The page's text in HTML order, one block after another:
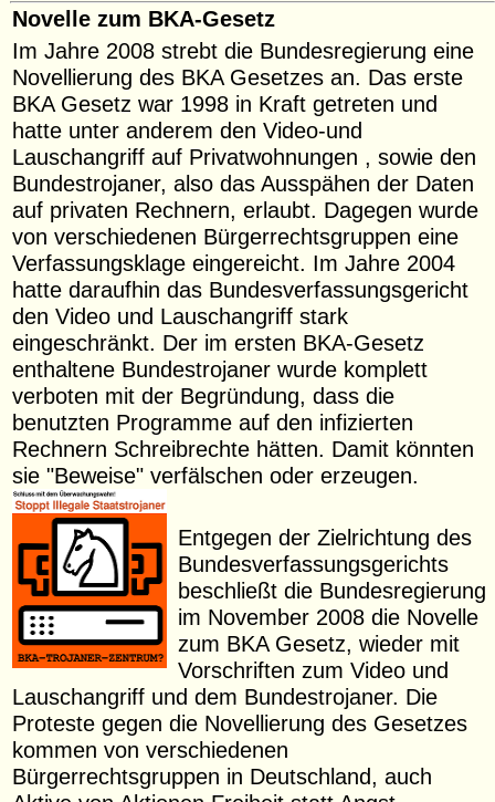
Novelle zum BKA-Gesetz
Im Jahre 2008 strebt die Bundesregierung eine
Novellierung des BKA Gesetzes an. Das erste
BKA Gesetz war 1998 in Kraft getreten und
hatte unter anderem den Video-und
Lauschangriff auf Privatwohnungen , sowie den
Bundestrojaner, also das Ausspähen der Daten
auf privaten Rechnern, erlaubt. Dagegen wurde
von verschiedenen Bürgerrechtsgruppen eine
Verfassungsklage eingereicht. Im Jahre 2004
hatte daraufhin das Bundesverfassungsgericht
den Video und Lauschangriff stark
eingeschränkt. Der im ersten BKA-Gesetz
enthaltene Bundestrojaner wurde komplett
verboten mit der Begründung, dass die
benutzten Programme auf den infizierten
Rechnern Schreibrechte hätten. Damit könnten
sie "Beweise" verfälschen oder erzeugen.
Entgegen der Zielrichtung des
Bundesverfassungsgerichts
beschließt die Bundesregierung
im November 2008 die Novelle
zum BKA Gesetz, wieder mit
Vorschriften zum Video und
Lauschangriff und dem Bundestrojaner. Die
Proteste gegen die Novellierung des Gesetzes
kommen von verschiedenen
Bürgerrechtsgruppen in Deutschland, auch